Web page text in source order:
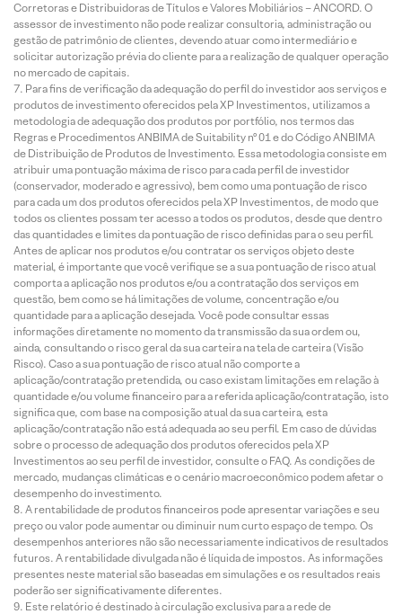
Corretoras e Distribuidoras de Títulos e Valores Mobiliários – ANCORD. O
assessor de investimento não pode realizar consultoria, administração ou
gestão de patrimônio de clientes, devendo atuar como intermediário e
solicitar autorização prévia do cliente para a realização de qualquer operação
no mercado de capitais.
Para fins de verificação da adequação do perfil do investidor aos serviços e
produtos de investimento oferecidos pela XP Investimentos, utilizamos a
metodologia de adequação dos produtos por portfólio, nos termos das
Regras e Procedimentos ANBIMA de Suitability nº 01 e do Código ANBIMA
de Distribuição de Produtos de Investimento. Essa metodologia consiste em
atribuir uma pontuação máxima de risco para cada perfil de investidor
(conservador, moderado e agressivo), bem como uma pontuação de risco
para cada um dos produtos oferecidos pela XP Investimentos, de modo que
todos os clientes possam ter acesso a todos os produtos, desde que dentro
das quantidades e limites da pontuação de risco definidas para o seu perfil.
Antes de aplicar nos produtos e/ou contratar os serviços objeto deste
material, é importante que você verifique se a sua pontuação de risco atual
comporta a aplicação nos produtos e/ou a contratação dos serviços em
questão, bem como se há limitações de volume, concentração e/ou
quantidade para a aplicação desejada. Você pode consultar essas
informações diretamente no momento da transmissão da sua ordem ou,
ainda, consultando o risco geral da sua carteira na tela de carteira (Visão
Risco). Caso a sua pontuação de risco atual não comporte a
aplicação/contratação pretendida, ou caso existam limitações em relação à
quantidade e/ou volume financeiro para a referida aplicação/contratação, isto
significa que, com base na composição atual da sua carteira, esta
aplicação/contratação não está adequada ao seu perfil. Em caso de dúvidas
sobre o processo de adequação dos produtos oferecidos pela XP
Investimentos ao seu perfil de investidor, consulte o FAQ. As condições de
mercado, mudanças climáticas e o cenário macroeconômico podem afetar o
desempenho do investimento.
A rentabilidade de produtos financeiros pode apresentar variações e seu
preço ou valor pode aumentar ou diminuir num curto espaço de tempo. Os
desempenhos anteriores não são necessariamente indicativos de resultados
futuros. A rentabilidade divulgada não é líquida de impostos. As informações
presentes neste material são baseadas em simulações e os resultados reais
poderão ser significativamente diferentes.
Este relatório é destinado à circulação exclusiva para a rede de